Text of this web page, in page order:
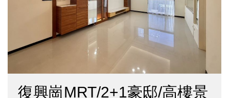
復興崗MRT/2+1豪邸/高樓景